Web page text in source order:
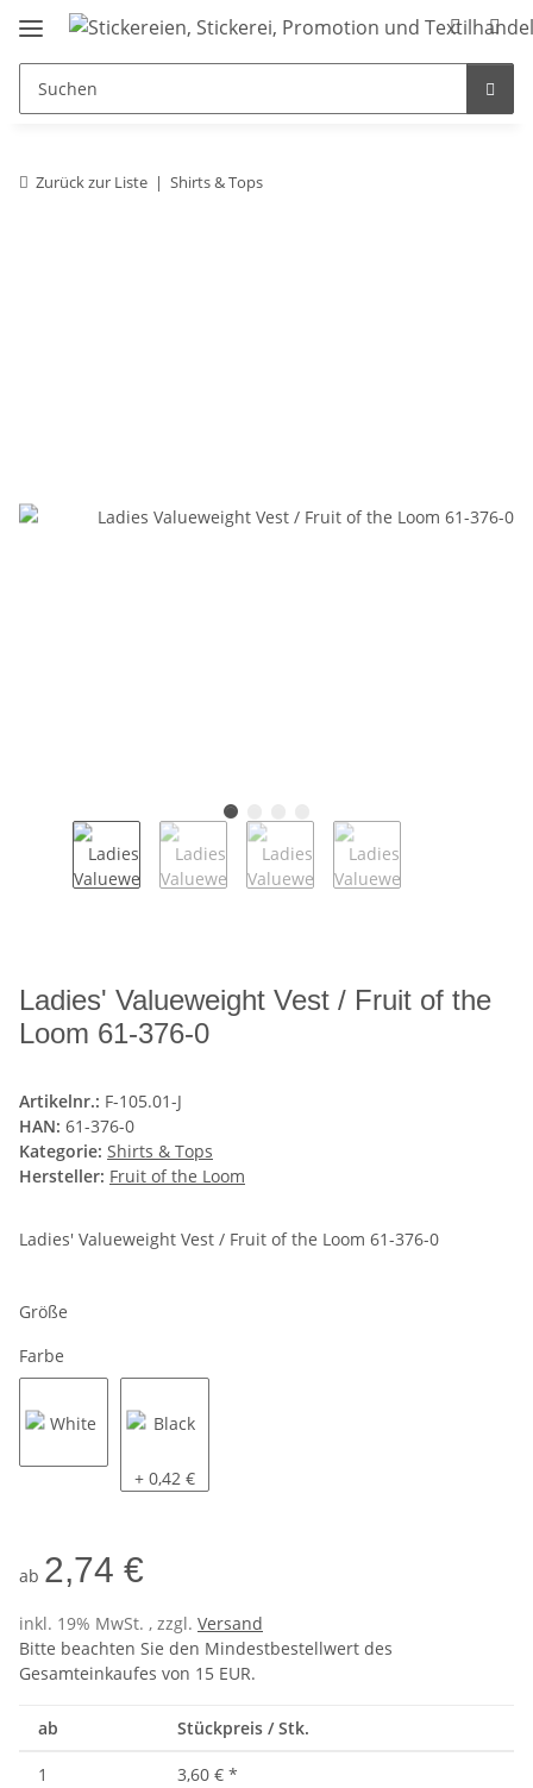
Zurück zur Liste Shirts & Tops
Ladies' Valueweight Vest / Fruit of the
Loom 61-376-0
Artikelnr.: F-105.01-J
HAN: 61-376-0
Kategorie: Shirts & Tops
Hersteller: Fruit of the Loom
Ladies' Valueweight Vest / Fruit of the Loom 61-376-0
Größe
Farbe
Black
+ 0,42 €
ab 2,74 €
inkl. 19% MwSt. , zzgl. Versand
Bitte beachten Sie den Mindestbestellwert des
Gesamteinkaufes von 15 EUR.
ab Stückpreis / Stk.
1 3,60 € *